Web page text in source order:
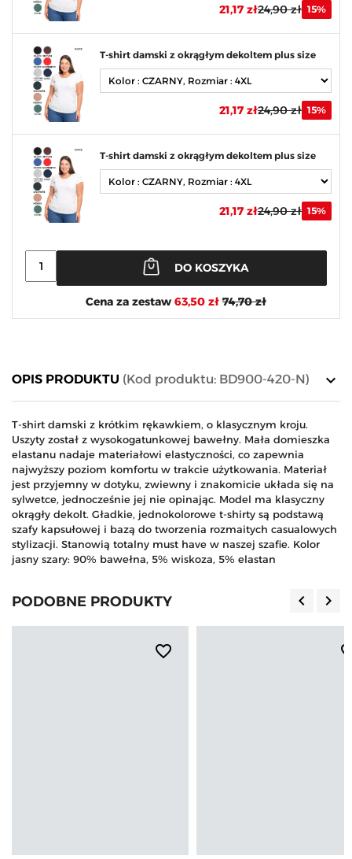
21,17 zł24,90 zł 15%
T-shirt damski z okrągłym dekoltem plus size
21,17 zł24,90 zł 15%
T-shirt damski z okrągłym dekoltem plus size
21,17 zł24,90 zł 15%
DO KOSZYKA
Cena za zestaw 63,50 zł 74,70 zł
keyboard_arrow_down
OPIS PRODUKTU (Kod produktu: BD900-420-N)
T-shirt damski z krótkim rękawkiem, o klasycznym kroju.
Uszyty został z wysokogatunkowej bawełny. Mała domieszka
elastanu nadaje materiałowi elastyczności, co zapewnia
najwyższy poziom komfortu w trakcie użytkowania. Materiał
jest przyjemny w dotyku, zwiewny i znakomicie układa się na
sylwetce, jednocześnie jej nie opinając. Model ma klasyczny
okrągły dekolt. Gładkie, jednokolorowe t-shirty są podstawą
szafy kapsułowej i bazą do tworzenia rozmaitych casualowych
stylizacji. Stanowią totalny must have w naszej szafie. Kolor
jasny szary: 90% bawełna, 5% wiskoza, 5% elastan
PODOBNE PRODUKTY keyboard_arrow_left keyboard_arrow_right
favorite_border